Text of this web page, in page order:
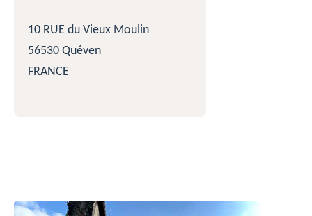
10 RUE du Vieux Moulin
56530 Quéven
FRANCE